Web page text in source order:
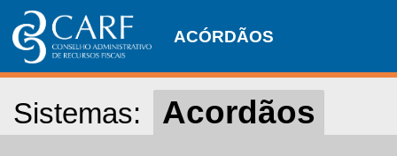
ACÓRDÃOS
Sistemas: Acordãos